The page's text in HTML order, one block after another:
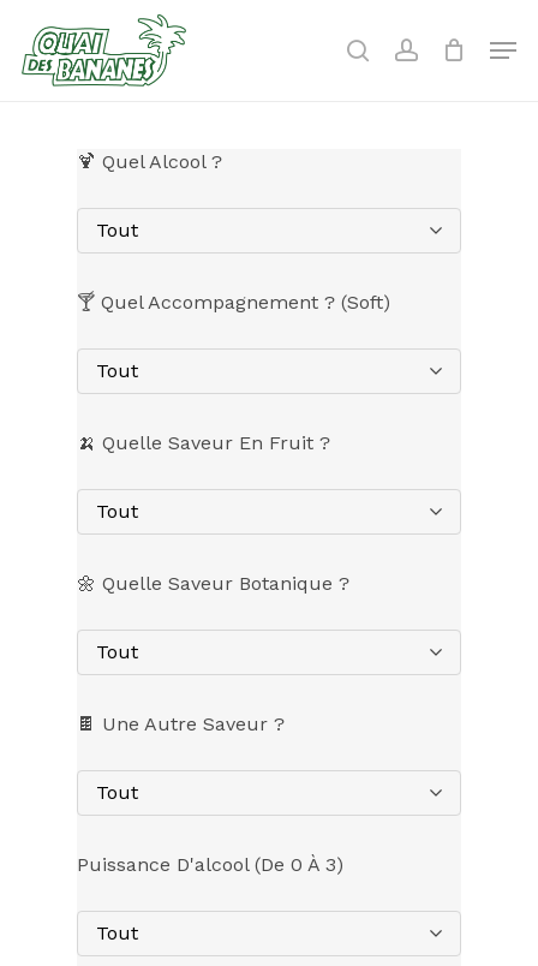
main
content
searchaccount
🍹 Quel Alcool ?
Tout
🍸 Quel Accompagnement ? (Soft)
Tout
🍌 Quelle Saveur En Fruit ?
Tout
🌼 Quelle Saveur Botanique ?
Tout
🍫 Une Autre Saveur ?
Tout
Puissance D'alcool (de 0 À 3)
Tout